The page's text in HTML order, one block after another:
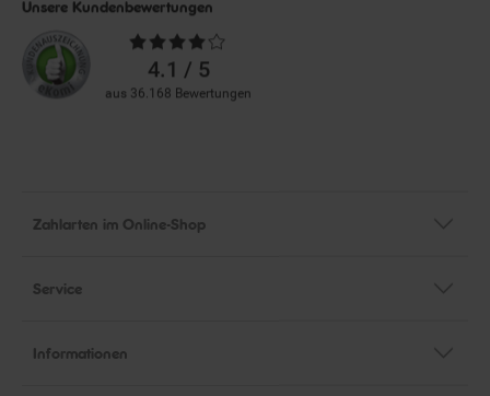
Unsere Kundenbewertungen
Durchschnittliche
Bewertungen4.1 / 5
aus 36.168 Bewertungen